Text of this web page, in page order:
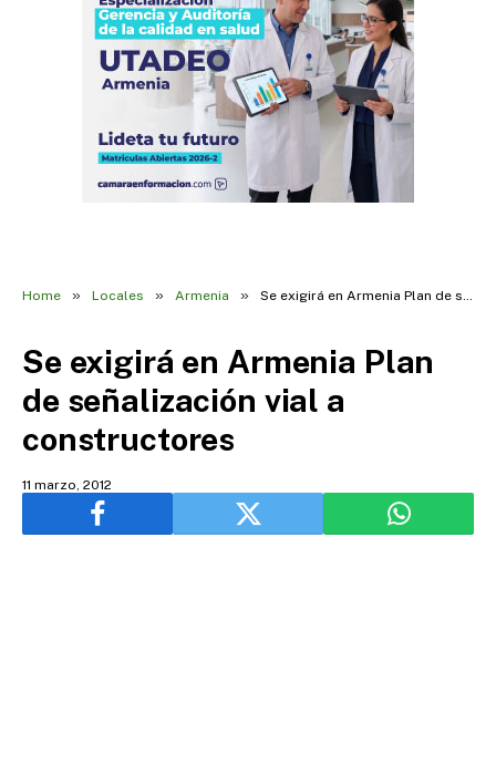
Home » Locales » Armenia » Se exigirá en Armenia Plan de señalización vial a constructores
Se exigirá en Armenia Plan
de señalización vial a
constructores
11 marzo, 2012